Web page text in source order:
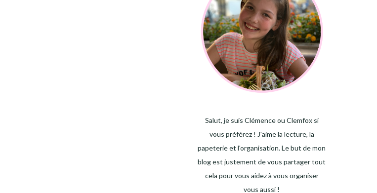
Salut, je suis Clémence ou Clemfox si
vous préférez ! J'aime la lecture, la
papeterie et l'organisation. Le but de mon
blog est justement de vous partager tout
cela pour vous aidez à vous organiser
vous aussi !